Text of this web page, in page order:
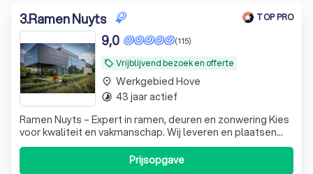
3.Ramen Nuyts TOP PRO
local_offer Vrijblijvend bezoek en offerte
(115)
9,0
Ramen Nuyts – Expert in ramen, deuren en zonwering Kies
voor kwaliteit en vakmanschap. Wij leveren en plaatsen
ramen, deuren, zonwering en sectionale poorten op maat
Prijsopgave
place Werkgebied Hove
timelapse 43 jaar actief